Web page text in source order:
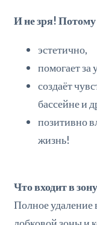
И не зря! Потому
эстетично,
помогает за
создаёт
бассейне и
позитивно
жизнь!
Что входит в
Полное удаление